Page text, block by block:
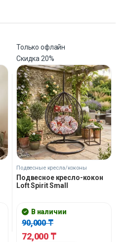
Только офлайн
Скидка 20%
Подвесные кресла/коконы
Подвесное кресло-кокон
Loft Spirit Small
В наличии
90,000₸
72,000 ₸